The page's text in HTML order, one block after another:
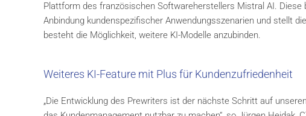
Plattform des französischen Softwareherstellers Mistral AI.
Anbindung kundenspezifischer Anwendungsszenarien und stellt
besteht die Möglichkeit, weitere KI-Modelle anzubinden.
Weiteres KI-Feature mit Plus für Kundenzufriedenheit
„Die Entwicklung des Prewriters ist der nächste Schritt auf